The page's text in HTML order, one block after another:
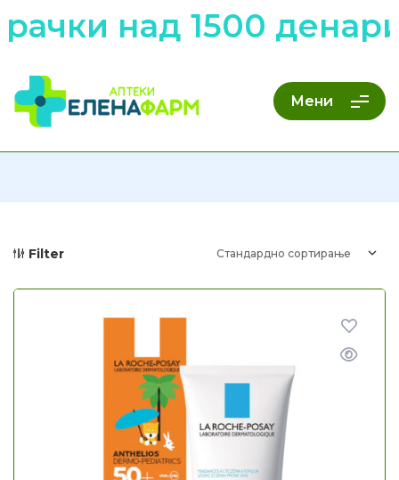
над 1500
Мени
Filter